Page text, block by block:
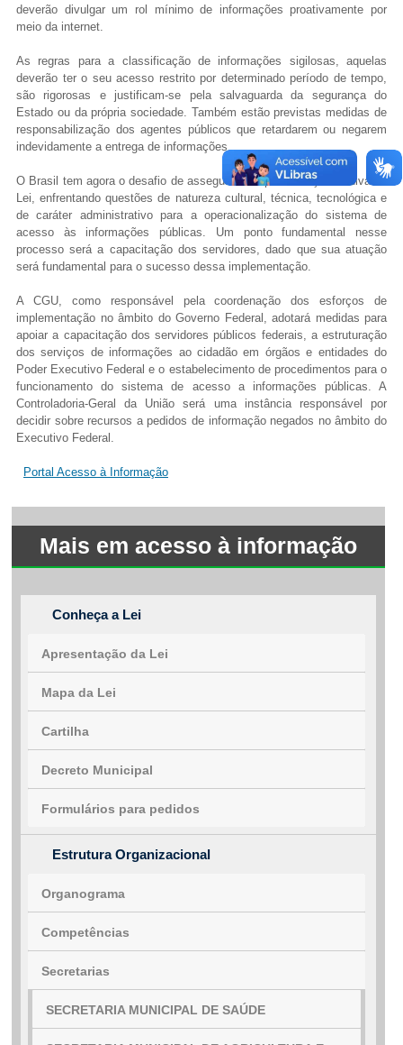
Mensagem*
Ao iniciar um contato, você concorda com a Política de
privacidade
...Ou se preferir
Ligue para nós
(77) 3456-2127
E-mail
prefeitura@urandi.ba.gov.br
Ou seja atendido presencialmente
horas.
Praça Sebastião Alves Santana, 57,
Urandi-BA, Centro
e-SIC
deverão divulgar um rol mínimo de informações proativamente por
meio da internet.
As regras para a classificação de informações sigilosas, aquelas
deverão ter o seu acesso restrito por determinado período de tempo,
são rigorosas e justificam-se pela salvaguarda da segurança do
Estado ou da própria sociedade. Também estão previstas medidas de
responsabilização dos agentes públicos que retardarem ou negarem
indevidamente a entrega de informações.
O Brasil tem agora o desafio de assegurar a implementação efetiva da
Lei, enfrentando questões de natureza cultural, técnica, tecnológica e
de caráter administrativo para a operacionalização do sistema de
acesso às informações públicas. Um ponto fundamental nesse
processo será a capacitação dos servidores, dado que sua atuação
será fundamental para o sucesso dessa implementação.
A CGU, como responsável pela coordenação dos esforços de
implementação no âmbito do Governo Federal, adotará medidas para
apoiar a capacitação dos servidores públicos federais, a estruturação
dos serviços de informações ao cidadão em órgãos e entidades do
Poder Executivo Federal e o estabelecimento de procedimentos para o
funcionamento do sistema de acesso a informações públicas. A
Controladoria-Geral da União será uma instância responsável por
decidir sobre recursos a pedidos de informação negados no âmbito do
Executivo Federal.
Portal Acesso à Informação
Mais em acesso à informação
Conheça a Lei
Apresentação da Lei
Mapa da Lei
Cartilha
Decreto Municipal
Formulários para pedidos
Estrutura Organizacional
Organograma
Competências
Secretarias
SECRETARIA MUNICIPAL DE SAÚDE